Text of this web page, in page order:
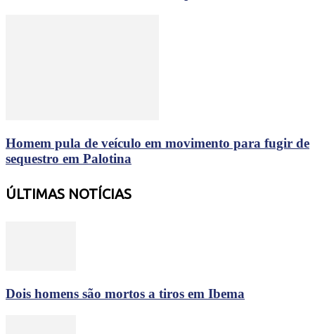
Homem pula de veículo em movimento para fugir de
sequestro em Palotina
ÚLTIMAS NOTÍCIAS
Dois homens são mortos a tiros em Ibema